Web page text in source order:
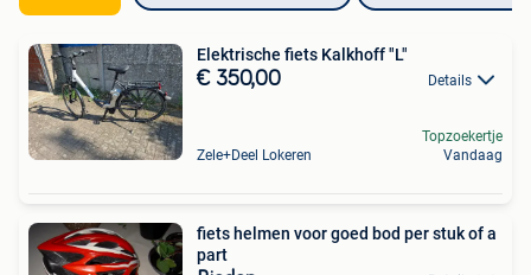
Elektrische fiets Kalkhoff "L"
€ 350,00 Details
Zele+Deel Lokeren
Topzoekertje
Vandaag
fiets helmen voor goed bod per stuk of a
part